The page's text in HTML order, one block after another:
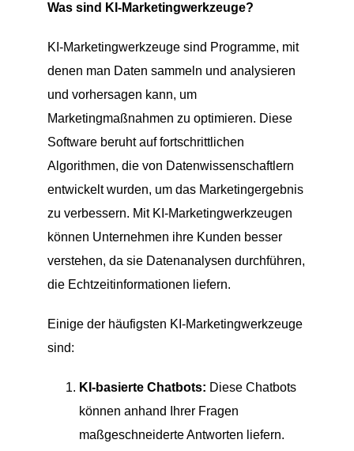
Was sind KI-Marketingwerkzeuge?
KI-Marketingwerkzeuge sind Programme, mit
denen man Daten sammeln und analysieren
und vorhersagen kann, um
Marketingmaßnahmen zu optimieren. Diese
Software beruht auf fortschrittlichen
Algorithmen, die von Datenwissenschaftlern
entwickelt wurden, um das Marketingergebnis
zu verbessern. Mit KI-Marketingwerkzeugen
können Unternehmen ihre Kunden besser
verstehen, da sie Datenanalysen durchführen,
die Echtzeitinformationen liefern.
Einige der häufigsten KI-Marketingwerkzeuge
sind:
KI-basierte Chatbots: Diese Chatbots
können anhand Ihrer Fragen
maßgeschneiderte Antworten liefern.